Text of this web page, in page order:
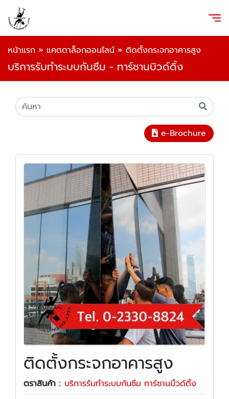
หน้าแรก » แคตตาล็อกออนไลน์ » ติดตั้งกระจกอาคารสูง
บริการรับทำระบบกันซึม - ทาร์ซานบิวด์ดิ้ง
e-Brochure
ติดตั้งกระจกอาคารสูง
ตราสินค้า : บริการรับทำระบบกันซึม ทาร์ซานบิ้วด์ดิ้ง